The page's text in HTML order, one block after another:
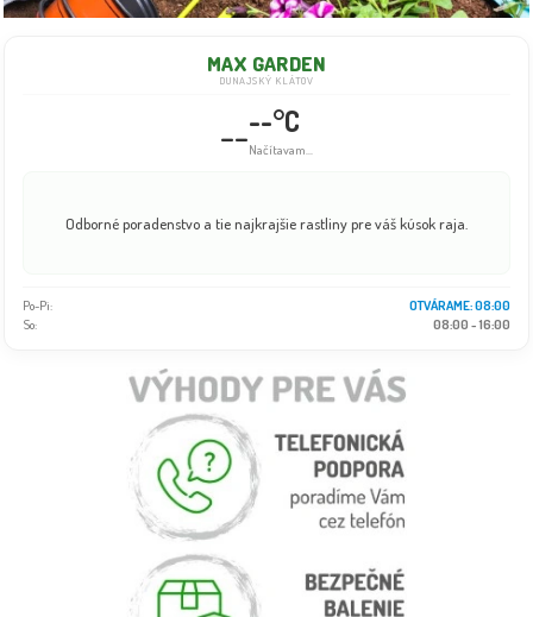
MAX GARDEN
DUNAJSKÝ KLÁTOV
----°C
Načítavam...
Odborné poradenstvo a tie najkrajšie rastliny pre váš kúsok raja.
Po-Pi:
08:00 - 18:00
So:
08:00 - 16:00